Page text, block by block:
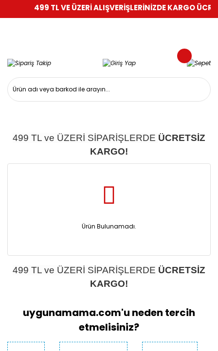
499 TL VE ÜZERİ ALIŞVERİŞLERİNİZDE KARGO
499 TL ve ÜZERİ SİPARİŞLERDE ÜCRETSİZ
KARGO!
Ürün Bulunamadı.
499 TL ve ÜZERİ SİPARİŞLERDE ÜCRETSİZ
KARGO!
uygunamama.com'u neden tercih
etmelisiniz?